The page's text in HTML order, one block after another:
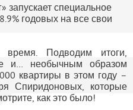
запускает специальное
годовых на все свои
время. Подводим итоги,
и… необычным образом
квартиры в этом году –
Спиридоновых, которые
как это было!